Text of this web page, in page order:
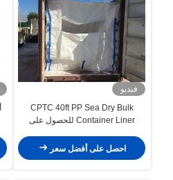
فيديو
CPTC 40ft PP Sea Dry Bulk
Container Liner للحصول على
احصل على أفضل سعر